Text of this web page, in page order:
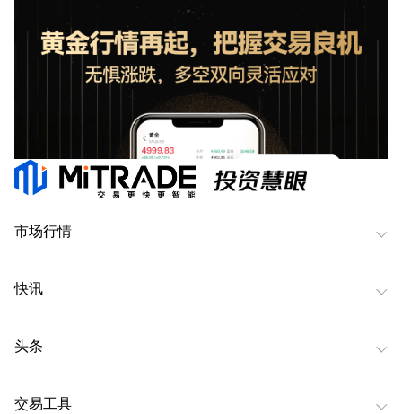
市场行情
快讯
头条
交易工具